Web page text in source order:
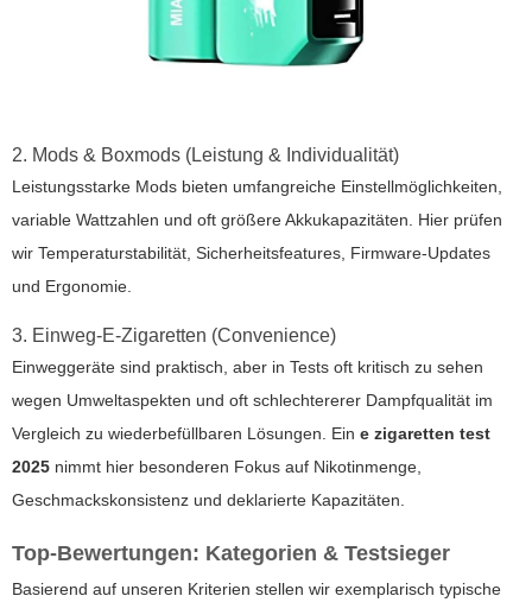
2. Mods & Boxmods (Leistung & Individualität)
Leistungsstarke Mods bieten umfangreiche Einstellmöglichkeiten,
variable Wattzahlen und oft größere Akkukapazitäten. Hier prüfen
wir Temperaturstabilität, Sicherheitsfeatures, Firmware-Updates
und Ergonomie.
3. Einweg-E-Zigaretten (Convenience)
Einweggeräte sind praktisch, aber in Tests oft kritisch zu sehen
wegen Umweltaspekten und oft schlechtererer Dampfqualität im
Vergleich zu wiederbefüllbaren Lösungen. Ein e zigaretten test
2025 nimmt hier besonderen Fokus auf Nikotinmenge,
Geschmackskonsistenz und deklarierte Kapazitäten.
Top-Bewertungen: Kategorien & Testsieger
Basierend auf unseren Kriterien stellen wir exemplarisch typische